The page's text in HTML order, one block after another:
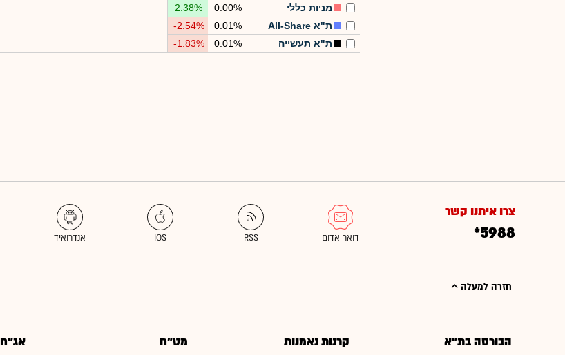
מניות כללי
0.00%
2.38%
ת"א All-Share
0.01%
-2.54%
ת"א תעשייה
0.01%
-1.83%
צרו איתנו קשר
*5988
חזרה למעלה
הבורסה בת"א קרנות נאמנות מט"ח אג"ח